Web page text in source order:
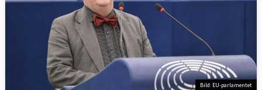
Bild: EU-parlamentet